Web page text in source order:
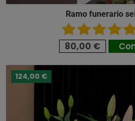
Ramo funerario
80,00 €
124,00 €